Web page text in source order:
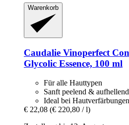
Warenkorb
Caudalie Vinoperfect
Glycolic Essence, 100 ml
Für alle Hauttypen
Sanft peelend & aufhellend
Ideal bei Hautverfärbungen
€ 22,08 (€ 220,80 / l)